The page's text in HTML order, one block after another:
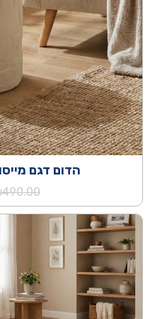
הדום דגם
490.00